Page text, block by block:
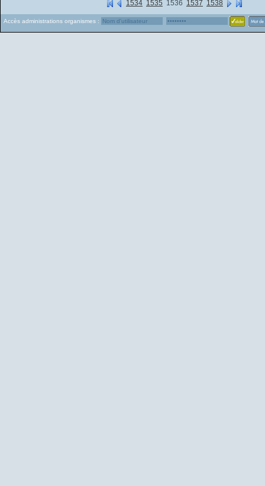
1534 1535 1536 1537 1538
Accès administrations organismes :